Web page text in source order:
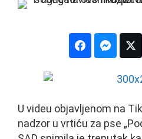
U videu objavljenom na
nadzor u vrtiću za pse